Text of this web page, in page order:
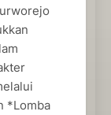
*Lomba